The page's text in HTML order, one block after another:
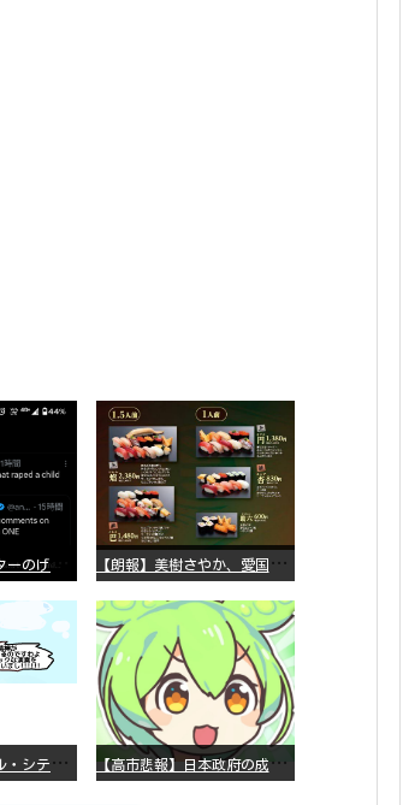
嫌
儲公認アニメーターのげそいくおさん、マンガワン騒動を冷笑してスーパー大炎上 【
朗報】美樹さやか、愛国に目覚める
デ
トロイト・メタル・シティー ⇐これ、いまアニメ化したら、えらいことになってたよな？ 【
高市悲報】日本政府の成長戦略に「暗号資産」が消えるいったいなぜ…？